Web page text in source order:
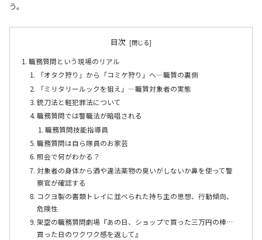
う。
目次
職務質問という現場のリアル
「オタク狩り」から「コミケ狩り」へ—職質の裏側
「ミリタリールックを狙え」—職質対象者の実態
銃刀法と軽犯罪法について
職務質問では警職法が暗唱される
職務質問技能指導員
職務質問は自ら隊員のお家芸
照会で何がわかる？
対象者の身体から酒や違法薬物の臭いがしないか鼻を使って警
察官が確認する
コクヨ製の書類トレイに並べられた持ち主の思想、行動傾向、
危険性
架空の職務質問劇場『あの日、ショップで買った三万円の棒…
買った日のワクワク感を返して』